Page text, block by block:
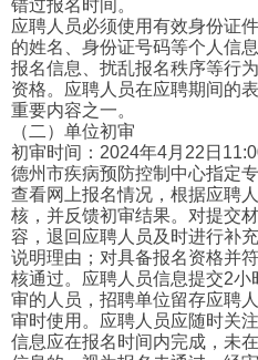
错过报名时间。
应聘人员必须使用有效身份证
的姓名、身份证号码等个人信
报名信息、扰乱报名秩序等行
资格。应聘人员在应聘期间的
重要内容之一。
（二）单位初审
初审时间：2024年4月22日
德州市疾病预防控制中心指定
查看网上报名情况，根据应聘
核，并反馈初审结果。对提交
容，退回应聘人员及时进行补
说明理由；对具备报名资格并
核通过。应聘人员信息提交2
审的人员，招聘单位留存应聘
审时使用。应聘人员应随时关
信息应在报名时间内完成，未